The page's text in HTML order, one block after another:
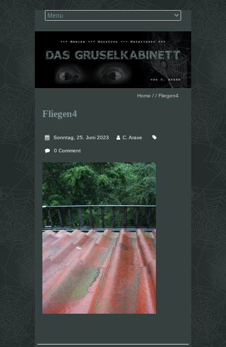
Home / / Fliegen4
Fliegen4
Sonntag, 25. Juni 2023 C. Araxe
0 Comment